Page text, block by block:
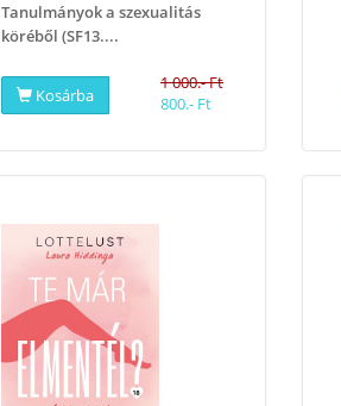
Tanulmányok a szexualitás
köréből (SF13....
Kosárba
1 000.- Ft
800.- Ft